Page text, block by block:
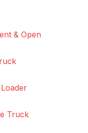
& Open
Truck